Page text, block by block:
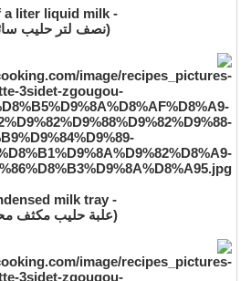
- Half a liter liquid milk
(نصف لتر حليب
- Condensed milk tray
(علبة حليب مكثف